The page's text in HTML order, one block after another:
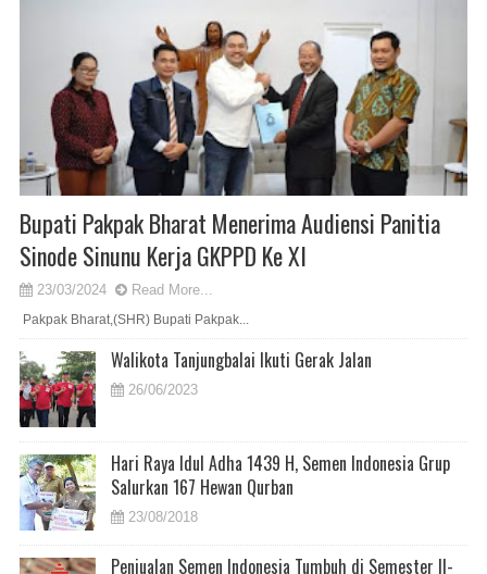
Bupati Pakpak Bharat Menerima Audiensi Panitia
Sinode Sinunu Kerja GKPPD Ke XI
23/03/2024 Read More...
Pakpak Bharat,(SHR) Bupati Pakpak...
Walikota Tanjungbalai Ikuti Gerak Jalan
26/06/2023
Hari Raya Idul Adha 1439 H, Semen Indonesia Grup
Salurkan 167 Hewan Qurban
23/08/2018
Penjualan Semen Indonesia Tumbuh di Semester II-